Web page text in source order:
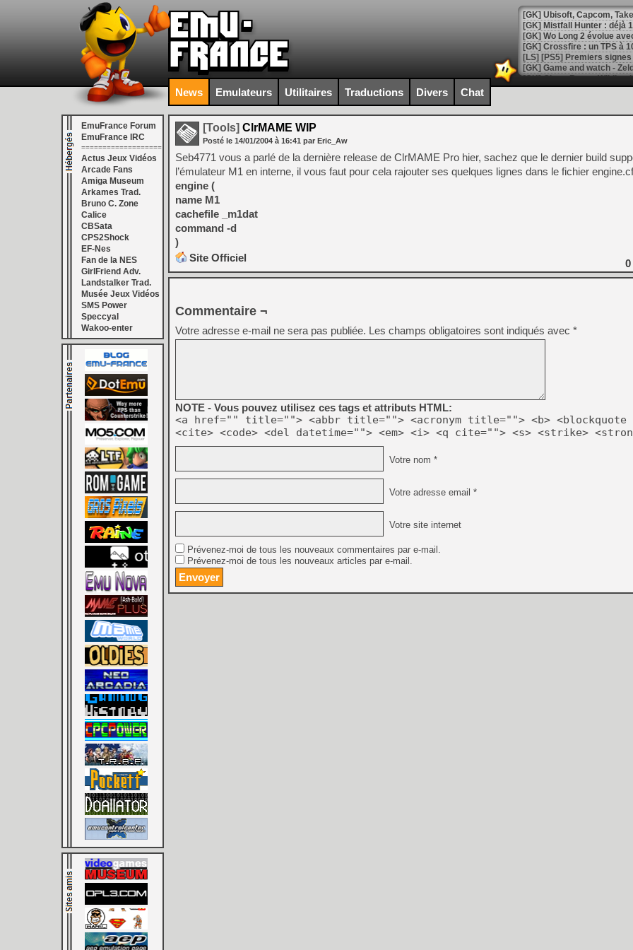
[GK] Mistfall Hunter : déjà
[GK] Wo Long 2 évolue
[GK] Crossfire : un TPS à
[LS] [PS5] Premiers
[Mo5] DOOM arrive en
[GK] Bethesda fête les 30
[GK] Roblox : l'action en
[GK] Agenda - GeForce
[LS] [PS5] ps5-y2jb-
[GK] Pourquoi Marvel
[GK] Test : Restory : Chill
[GK] GTA 6 : Rockstar
[GK] Hot Wheels Infinite
[GK] Mémoire cash -
[GK] Résultats Nintendo :
[GK] Déjà des
[Mo5] Brickboy cherche à
[GK] Minecraft et ses «
[GK] Beast of
[GK] Mémoire cash -
[GK] Dan Houser (GTA)
[GK] Comment EA Sports
[GK] Crimson Moon : un
[GK] Isle of Reveries : le
[GK] Moonlighter 2 : The
[GK] Capcom relance
[Mo5] Deux inédits du
News Emulateurs Utilitaires Traductions Divers Chat
EmuFrance Forum
EmuFrance IRC
===================
Actus Jeux Vidéos
Arcade Fans
Amiga Museum
Arkames Trad.
Bruno C. Zone
Calice
CBSata
CPS2Shock
EF-Nes
Fan de la NES
GirlFriend Adv.
Landstalker Trad.
Musée Jeux Vidéos
SMS Power
Speccyal
Wakoo-enter
[Tools] ClrMAME WIP
Posté le 14/01/2004 à 16:41 par Eric_Aw
Seb4771 vous a parlé de la dernière release de ClrMAME Pro hier, sachez que le dernier build
l’émulateur M1 en interne, il vous faut pour cela rajouter ses quelques lignes dans le fichier
engine (
name M1
cachefile _m1dat
command -d
)
Site Officiel
0
Commentaire ¬
Votre adresse e-mail ne sera pas publiée. Les champs obligatoires sont indiqués avec *
NOTE - Vous pouvez utilisez ces tags et attributs HTML:
<a href="" title=""> <abbr title=""> <acronym title=""> <b> <blockquote
<cite> <code> <del datetime=""> <em> <i> <q cite=""> <s> <strike>
Votre nom *
Votre adresse email *
Votre site internet
Prévenez-moi de tous les nouveaux commentaires par e-mail.
Prévenez-moi de tous les nouveaux articles par e-mail.